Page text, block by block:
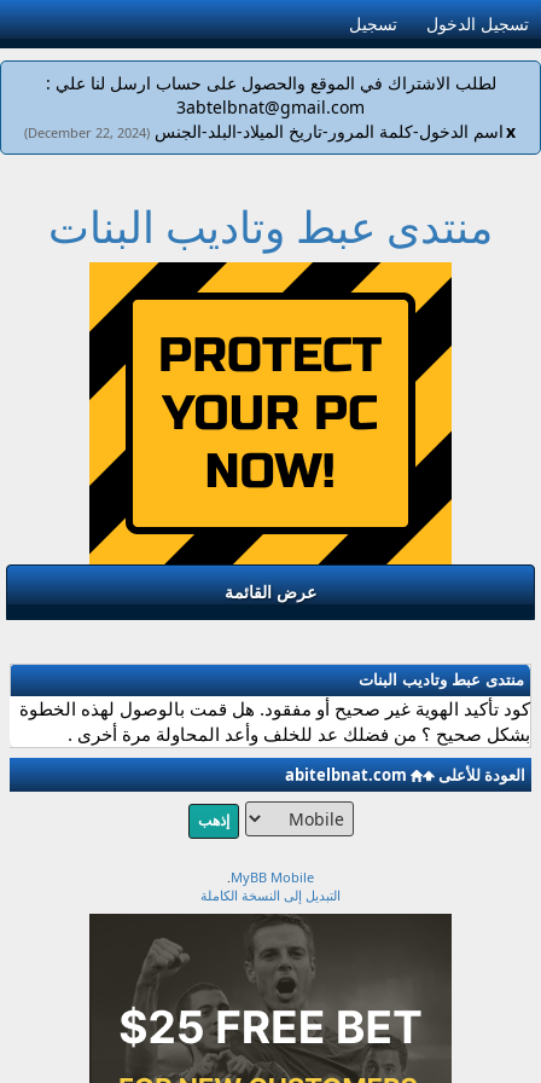
تسجيل الدخول تسجيل
لطلب الاشتراك في الموقع والحصول على حساب ارسل لنا علي :
3abtelbnat@gmail.com
اسم الدخول-كلمة المرور-تاريخ الميلاد-البلد-الجنس(December 22, 2024) x
منتدى عبط وتاديب البنات
عرض القائمة
منتدى عبط وتاديب البنات
كود تأكيد الهوية غير صحيح أو مفقود. هل قمت بالوصول لهذه الخطوة
بشكل صحيح ؟ من فضلك عد للخلف وأعد المحاولة مرة أخرى .
العودة للأعلى abitelbnat.com
MyBB Mobile
.
التبديل إلى النسخة الكاملة